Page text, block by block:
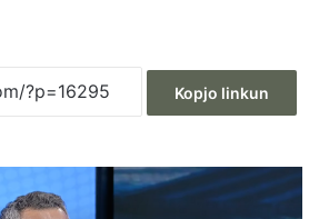
Kopjo linkun